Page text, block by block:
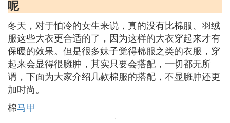
呢
冬天，对于怕冷的女生来说，真的没有比棉服、羽绒
服这些大衣更合适的了，因为这样的大衣穿起来才有
保暖的效果。但是很多妹子觉得棉服之类的衣服，穿
起来会显得很臃肿，其实只要会搭配，一切都无所
谓，下面为大家介绍几款棉服的搭配，不显臃肿还更
加时尚。
棉马甲